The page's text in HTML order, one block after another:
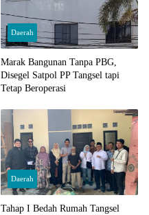
Daerah
Marak Bangunan Tanpa PBG,
Disegel Satpol PP Tangsel tapi
Tetap Beroperasi
Daerah
Tahap I Bedah Rumah Tangsel